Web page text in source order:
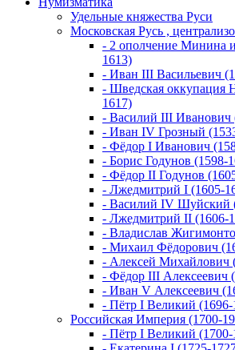
Удельные княжества Руси
Московская Русь ,
- 2 ополчение Минина
1613)
- Иван III Васильевич
- Шведская оккупация
1617)
- Василий III Иванович
- Иван IV Грозный
- Фёдор I Иванович
- Борис Годунов (1598-
- Фёдор II Годунов
- Лжедмитрий I (1605-
- Василий IV Шуйский
- Лжедмитрий II (1606-
- Владислав
- Михаил Фёдорович
- Алексей Михайлович
- Фёдор III Алексеевич
- Иван V Алексеевич
- Пётр I Великий (1696-
Российская Империя (1700-
- Пётр I Великий (1700-